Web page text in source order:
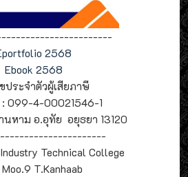
2568
Ebook 2568
ระจำตัวผู้เสียภาษี
: 099-4-00021546-1
หาม อ.อุทัย อยุธยา 13120
Technical College
T.Kanhaab